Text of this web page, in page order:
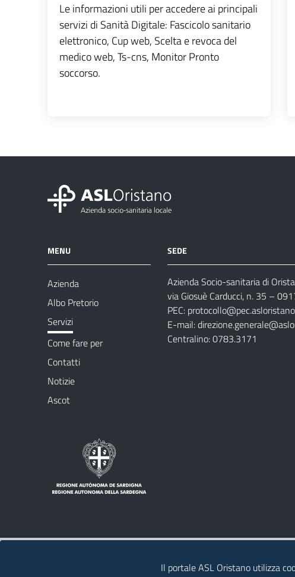
Le informazioni utili per accedere ai principali
servizi di Sanità Digitale: Fascicolo sanitario
elettronico, Cup web, Scelta e revoca del
medico web, Ts-cns, Monitor Pronto
soccorso.
MENU
Azienda
Albo Pretorio
Servizi
Come fare per
Contatti
Notizie
Ascot
SEDE
Azienda Socio-sanitaria di
via Giosuè Carducci, n. 35 –
PEC:
E-mail:
Centralino: 0783.3171
Il portale ASL Oristano utilizza